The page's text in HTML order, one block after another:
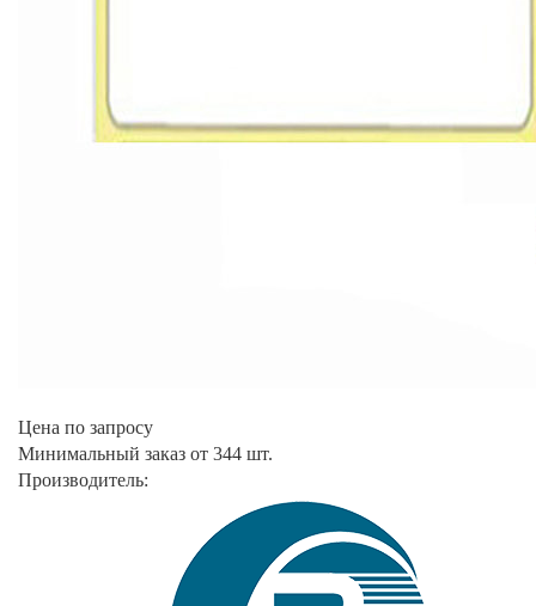
Цена по запросу
Минимальный заказ от 344 шт.
Производитель: